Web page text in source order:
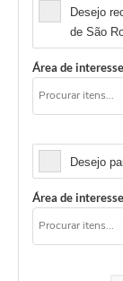
Desejo
de São
Área de
Desejo
Área de